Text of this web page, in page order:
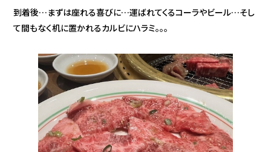
到着後…まずは座れる喜びに…運ばれてくるコーラやビール…そし
て間もなく机に置かれるカルビにハラミ。。。